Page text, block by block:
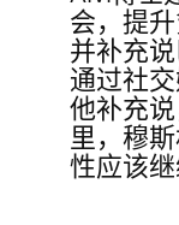
会，提
并补充
通过社
他补充
里，穆
性应该